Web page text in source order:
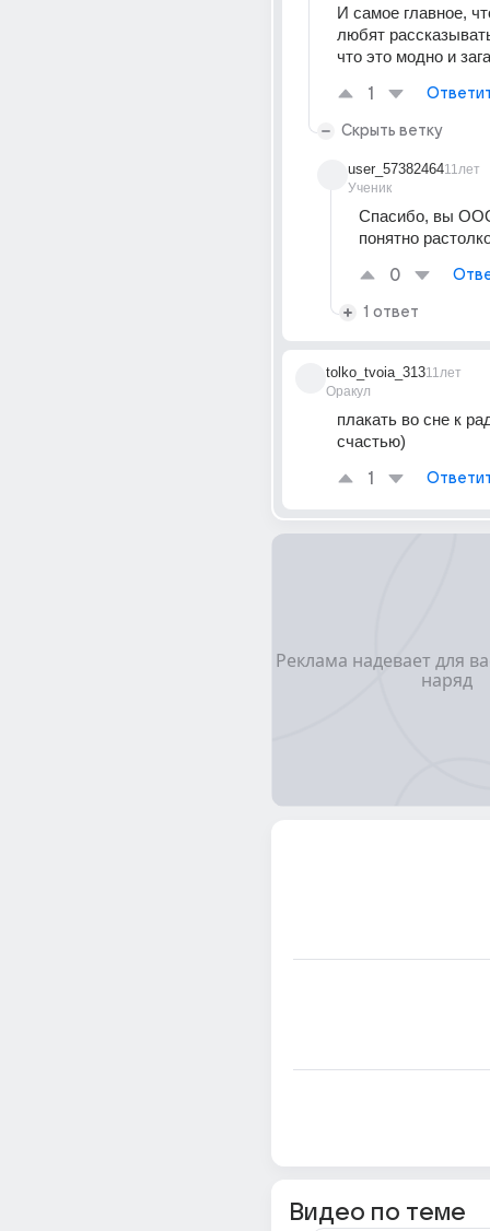
И самое главное,
любят
что это модно и
1
Скрыть ветку
user_57382464
Ученик
11лет
Спасибо, вы
понятно
0
1 ответ
tolko_tvoia_313
Оракул
11лет
плакать во сне к
счастью)
1
Видео по теме